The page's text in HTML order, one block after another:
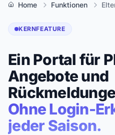
Home Funktionen
KERNFEATURE
Ein Portal für
Angebote und
Ohne Login-
jeder Saison.